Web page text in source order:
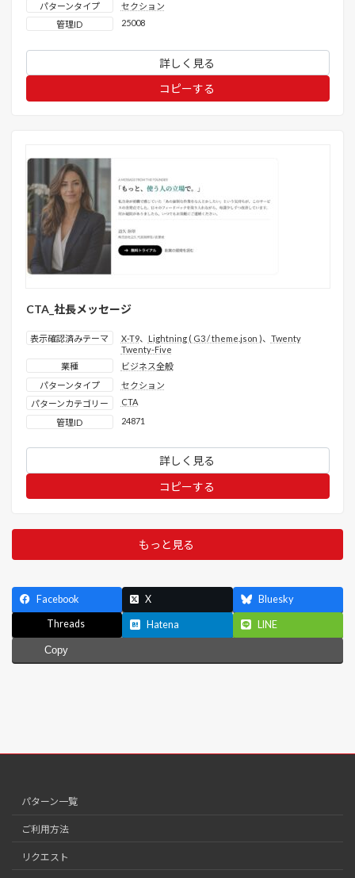
パターンタイプ
セクション
管理ID
25008
詳しく見る
コピーする
CTA_社長メッセージ
表示確認済みテーマ X-T9、 Lightning ( G3 / theme.json )、 Twenty
Twenty-Five
業種
ビジネス全般
パターンタイプ
セクション
パターンカテゴリー
CTA
管理ID
24871
詳しく見る
コピーする
もっと見る
Facebook X Bluesky
Threads Hatena LINE
Copy
パターン一覧
ご利用方法
リクエスト